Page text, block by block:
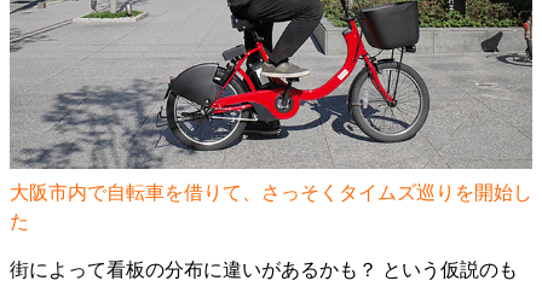
大阪市内で自転車を借りて、さっそくタイムズ巡りを開始し
た
街によって看板の分布に違いがあるかも？ という仮説のも